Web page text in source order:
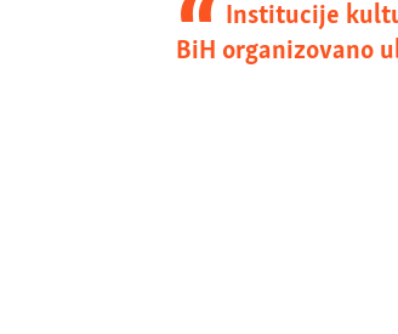
Institucije
BiH organizovano